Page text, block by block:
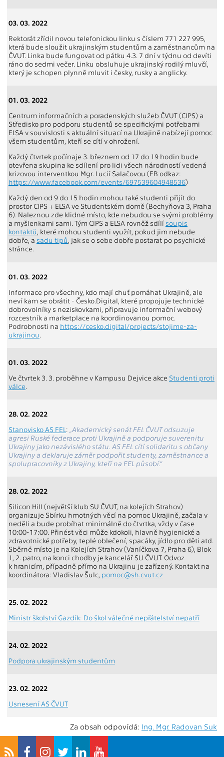
03. 03. 2022
Rektorát zřídil novou telefonickou linku s číslem 771 227 995,
která bude sloužit ukrajinským studentům a zaměstnancům na
ČVUT. Linka bude fungovat od pátku 4.3. 7 dní v týdnu od devíti
ráno do sedmi večer. Linku obsluhuje ukrajinský rodilý mluvčí,
který je schopen plynně mluvit i česky, rusky a anglicky.
01. 03. 2022
Centrum informačních a poradenských služeb ČVUT (CIPS) a
Středisko pro podporu studentů se specifickými potřebami
ELSA v souvislosti s aktuální situací na Ukrajině nabízejí pomoc
všem studentům, kteří se cítí v ohrožení.
Každý čtvrtek počínaje 3. březnem od 17 do 19 hodin bude
otevřena skupina ke sdílení pro lidi všech národností vedená
krizovou interventkou Mgr. Lucií Salačovou (FB odkaz:
https://www.facebook.com/events/697539604948536)
Každý den od 9 do 15 hodin mohou také studenti přijít do
prostor CIPS + ELSA ve Studentském domě (Bechyňova 3, Praha
6). Naleznou zde klidné místo, kde nebudou se svými problémy
a myšlenkami sami. Tým CIPS a ELSA rovněž sdílí soupis
kontaktů, které mohou studenti využít, pokud jim nebude
dobře, a sadu tipů, jak se o sebe dobře postarat po psychické
stránce.
01. 03. 2022
Informace pro všechny, kdo mají chuť pomáhat Ukrajině, ale
neví kam se obrátit - Česko.Digital, které propojuje technické
dobrovolníky s neziskovkami, připravuje informační webový
rozcestník a marketplace na koordinovanou pomoc.
Podrobnosti na https://cesko.digital/projects/stojime-za-
ukrajinou.
01. 03. 2022
Ve čtvrtek 3. 3. proběhne v Kampusu Dejvice akce Studenti proti
válce.
28. 02. 2022
Stanovisko AS FEL : „Akademický senát FEL ČVUT odsuzuje
agresi Ruské federace proti Ukrajině a podporuje suverenitu
Ukrajiny jako nezávislého státu. AS FEL cítí solidaritu s občany
Ukrajiny a deklaruje záměr podpořit studenty, zaměstnance a
spolupracovníky z Ukrajiny, kteří na FEL působí.“
28. 02. 2022
Silicon Hill (největší klub SU ČVUT, na kolejích Strahov)
organizuje Sbírku hmotných věcí na pomoc Ukrajině, začala v
neděli a bude probíhat minimálně do čtvrtka, vždy v čase
10:00-17:00. Přinést věci může kdokoli, hlavně hygienické a
zdravotnické potřeby, teplé oblečení, spacáky, jídlo pro děti atd.
Sběrné místo je na Kolejích Strahov (Vaníčkova 7, Praha 6), Blok
1, 2. patro, na konci chodby je kancelář SU ČVUT. Odvoz
k hranicím, případně přímo na Ukrajinu je zařízený. Kontakt na
koordinátora: Vladislav Šulc, pomoc@sh.cvut.cz
25. 02. 2022
Ministr školství Gazdík: Do škol válečné nepřátelství nepatří
24. 02. 2022
Podpora ukrajinským studentům
23. 02. 2022
Usnesení AS ČVUT
Za obsah odpovídá: Ing. Mgr. Radovan Suk